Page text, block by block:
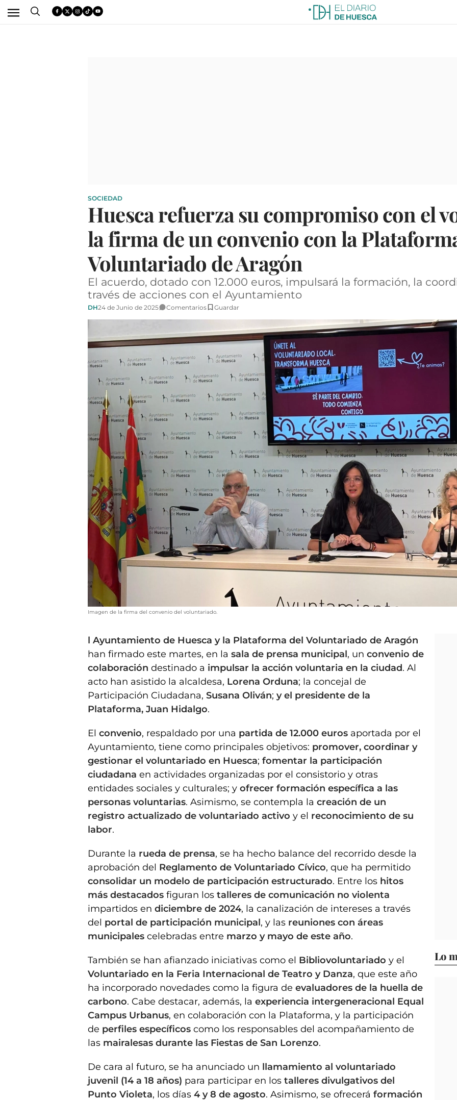
SOCIEDAD
Huesca refuerza su compromiso con el
la firma de un convenio con la
Voluntariado de Aragón
El acuerdo, dotado con 12.000 euros, impulsará la formación, la
través de acciones con el Ayuntamiento
DH24 de Junio de 2025 Comentarios Guardar
Imagen de la firma del convenio del voluntariado.
l Ayuntamiento de Huesca y la Plataforma del Voluntariado de Aragón
han firmado este martes, en la sala de prensa municipal, un convenio de
colaboración destinado a impulsar la acción voluntaria en la ciudad. Al
acto han asistido la alcaldesa, Lorena Orduna; la concejal de
Participación Ciudadana, Susana Oliván; y el presidente de la
Plataforma, Juan Hidalgo.
El convenio, respaldado por una partida de 12.000 euros aportada por el
Ayuntamiento, tiene como principales objetivos: promover, coordinar y
gestionar el voluntariado en Huesca; fomentar la participación
ciudadana en actividades organizadas por el consistorio y otras
entidades sociales y culturales; y ofrecer formación específica a las
personas voluntarias. Asimismo, se contempla la creación de un
registro actualizado de voluntariado activo y el reconocimiento de su
labor.
Durante la rueda de prensa, se ha hecho balance del recorrido desde la
aprobación del Reglamento de Voluntariado Cívico, que ha permitido
consolidar un modelo de participación estructurado. Entre los hitos
más destacados figuran los talleres de comunicación no violenta
impartidos en diciembre de 2024, la canalización de intereses a través
del portal de participación municipal, y las reuniones con áreas
municipales celebradas entre marzo y mayo de este año.
También se han afianzado iniciativas como el Bibliovoluntariado y el
Voluntariado en la Feria Internacional de Teatro y Danza, que este año
ha incorporado novedades como la figura de evaluadores de la huella de
carbono. Cabe destacar, además, la experiencia intergeneracional Equal
Campus Urbanus, en colaboración con la Plataforma, y la participación
de perfiles específicos como los responsables del acompañamiento de
las mairalesas durante las Fiestas de San Lorenzo.
De cara al futuro, se ha anunciado un llamamiento al voluntariado
juvenil (14 a 18 años) para participar en los talleres divulgativos del
Punto Violeta, los días 4 y 8 de agosto. Asimismo, se ofrecerá formación
Lo